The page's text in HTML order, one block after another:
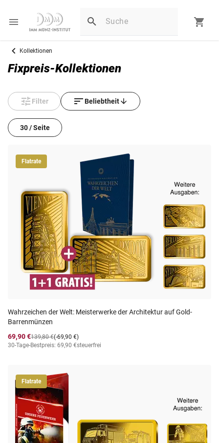
Kollektionen
Fixpreis-Kollektionen
Filter Beliebtheit
30 / Seite
Flatrate
Wahrzeichen der Welt: Meisterwerke der Architektur auf Gold-
Barrenmünzen
69,90 €
(-69,90 €)
139,80 €
30-Tage-Bestpreis: 69,90 €steuerfrei
Flatrate